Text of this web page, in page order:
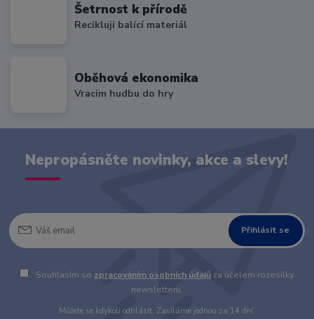
Šetrnost k přírodě
Recikluji balící materiál
Oběhová ekonomika
Vracím hudbu do hry
Nepropásněte novinky, akce a slevy!
Přihlásit se
Souhlasím se zpracováním osobních údajů za účelem rozesílky
newsletteru.
Můžete se kdykoli odhlásit. Zasíláme jednou za 14 dní.